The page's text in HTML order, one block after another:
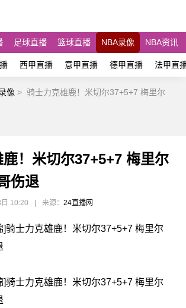
足球直播 篮球直播 NBA录像 NBA资讯
西甲直播 意甲直播 德甲直播 法甲直
像 > 骑士力克雄鹿！米切尔37+5+7 梅里尔
！米切尔37+5+7 梅里尔
伤退
10:20 来源： 24直播网
]骑士力克雄鹿！米切尔37+5+7 梅里尔
]骑士力克雄鹿！米切尔37+5+7 梅里尔